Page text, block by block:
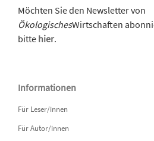
Möchten Sie den Newsletter von
ÖkologischesWirtschaften
bitte hier.
Informationen
Für Leser/innen
Für Autor/innen